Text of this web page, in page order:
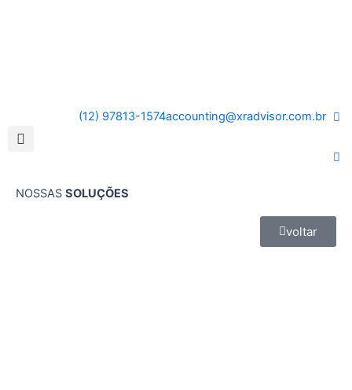
(12) 97813-1574accounting@xradvisor.com.br
NOSSAS SOLUÇÕES
voltar